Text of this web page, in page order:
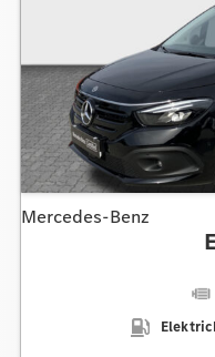
Mercedes-Benz